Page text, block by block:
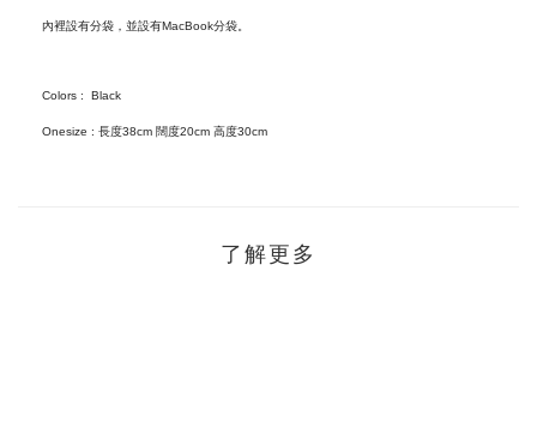
內裡設有分袋，並設有MacBook分袋。
Colors : Black
Onesize : 長度38cm 闊度20cm 高度30cm
了解更多